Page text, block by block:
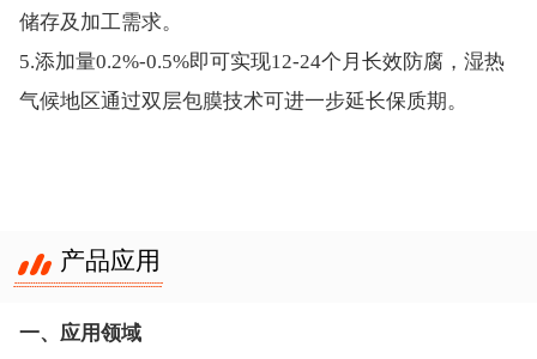
储存及加工需求。
5.添加量0.2%-0.5%即可实现12-24个月长效防腐，湿热
气候地区通过双层包膜技术可进一步延长保质期。
产品应用
一、应用领域